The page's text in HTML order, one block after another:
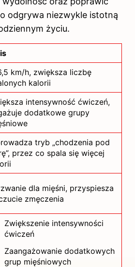
odgrywa niezwykle istotną
życiu.
km/h, zwiększa liczbę
kalorii
intensywność ćwiczeń,
dodatkowe grupy
tryb „chodzenia pod
przez co spala się więcej
dla mięśni, przyspiesza
zmęczenia
Zwiększenie intensywności
ćwiczeń
Zaangażowanie dodatkowych
grup mięśniowych